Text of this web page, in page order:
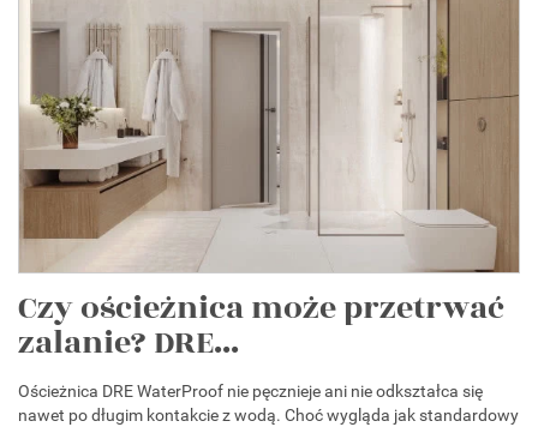
Czy ościeżnica może przetrwać
zalanie? DRE...
Ościeżnica DRE WaterProof nie pęcznieje ani nie odkształca się
nawet po długim kontakcie z wodą. Choć wygląda jak standardowy